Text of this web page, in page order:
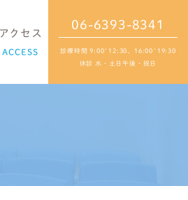
06-6393-8341
診療時間 9:00~12:30、16:00~19:30
休診 水・土日午後・祝日
アクセス
ACCESS